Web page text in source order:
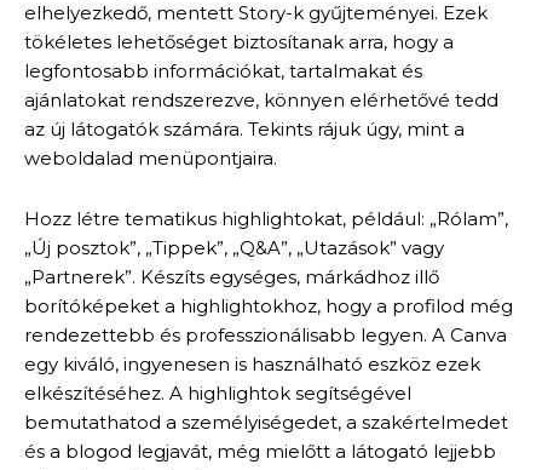
elhelyezkedő, mentett Story-k gyűjteményei. Ezek
tökéletes lehetőséget biztosítanak arra, hogy a
legfontosabb információkat, tartalmakat és
ajánlatokat rendszerezve, könnyen elérhetővé tedd
az új látogatók számára. Tekints rájuk úgy, mint a
weboldalad menüpontjaira.
Hozz létre tematikus highlightokat, például: „Rólam”,
„Új posztok”, „Tippek”, „Q&A”, „Utazások” vagy
„Partnerek”. Készíts egységes, márkádhoz illő
borítóképeket a highlightokhoz, hogy a profilod még
rendezettebb és professzionálisabb legyen. A Canva
egy kiváló, ingyenesen is használható eszköz ezek
elkészítéséhez. A highlightok segítségével
bemutathatod a személyiségedet, a szakértelmedet
és a blogod legjavát, még mielőtt a látogató lejjebb